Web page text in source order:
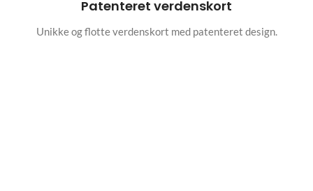
Patenteret verdenskort
Unikke og flotte verdenskort med patenteret design.